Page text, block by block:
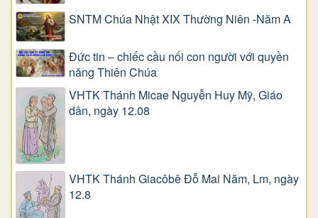
SNTM Chúa Nhật XIX Thường Niên -Năm A
Đức tin – chiếc cầu nối con người với quyền
năng Thiên Chúa
VHTK Thánh Micae Nguyễn Huy Mỹ, Giáo
dân, ngày 12.08
VHTK Thánh Giacôbê Ðỗ Mai Năm, Lm, ngày
12.8